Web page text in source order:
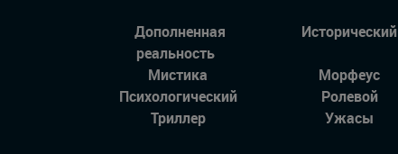
Дополненная
реальность
Исторический
Мистика Морфеус
Психологический
Ролевой
Триллер
Ужасы